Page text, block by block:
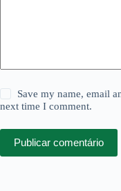
Save my name, email
next time I comment.
Publicar comentário